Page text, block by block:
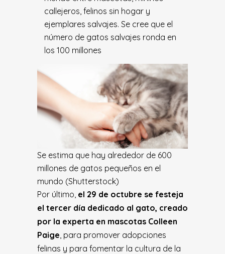
callejeros, felinos sin hogar y
ejemplares salvajes. Se cree que el
número de gatos salvajes ronda en
los 100 millones
Se estima que hay alrededor de 600
millones de gatos pequeños en el
mundo (Shutterstock)
Por último, el 29 de octubre se festeja
el tercer día dedicado al gato, creado
por la experta en mascotas Colleen
Paige , para promover adopciones
felinas y para fomentar la cultura de la